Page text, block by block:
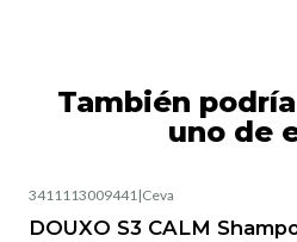
También
uno de
3411113009441 |Ceva
DOUXO S3 CALM